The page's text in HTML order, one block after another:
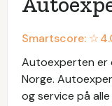
Smartscore: ☆
Autoexperten er
Norge.
og service på